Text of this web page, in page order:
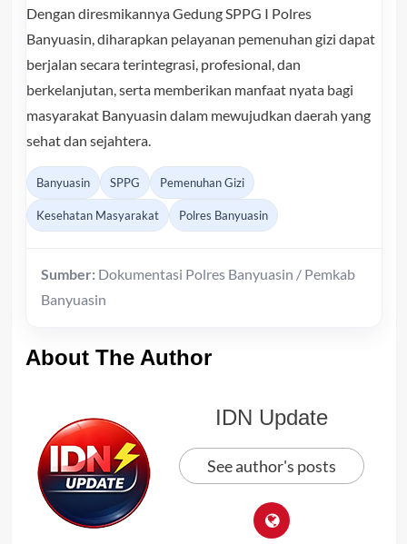
Dengan diresmikannya Gedung SPPG I Polres
Banyuasin, diharapkan pelayanan pemenuhan gizi dapat
berjalan secara terintegrasi, profesional, dan
berkelanjutan, serta memberikan manfaat nyata bagi
masyarakat Banyuasin dalam mewujudkan daerah yang
sehat dan sejahtera.
Banyuasin SPPG Pemenuhan Gizi
Kesehatan Masyarakat Polres Banyuasin
Sumber:Dokumentasi Polres Banyuasin / Pemkab
Banyuasin
About The Author
IDN Update
See author's posts